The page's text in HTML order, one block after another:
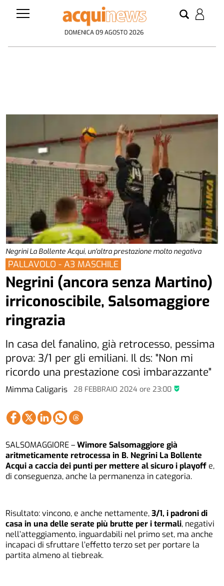
DOMENICA 09 AGOSTO 2026
Negrini La Bollente Acqui, un'altra prestazione molto negativa
Mimma Caligaris 28 FEBBRAIO 2024ore 23:00
PALLAVOLO - A3 MASCHILE
Negrini (ancora senza Martino)
irriconoscibile, Salsomaggiore
ringrazia
In casa del fanalino, già retrocesso, pessima
prova: 3/1 per gli emiliani. Il ds: "Non mi
ricordo una prestazione così imbarazzante"
SALSOMAGGIORE –Wimore Salsomaggiore già
aritmeticamente retrocessa in B. Negrini La Bollente
Acqui a caccia dei punti per mettere al sicuro i playoff e,
di conseguenza, anche la permanenza in categoria.
Risultato: vincono, e anche nettamente,3/1, i padroni di
casa in una delle serate più brutte per i termali, negativi
nell’atteggiamento, inguardabili nel primo set, ma anche
incapaci di sfruttare l’effetto terzo set per portare la
partita almeno al tiebreak.